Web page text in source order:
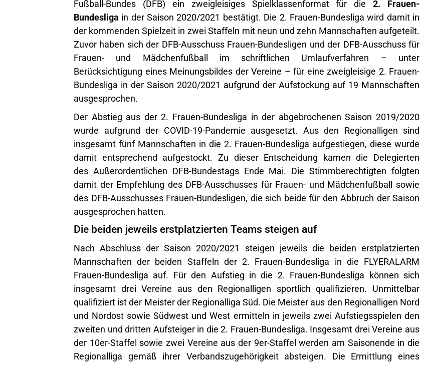
Fußball-Bundes (DFB) ein zweigleisiges Spielklassenformat für die2. Frauen-
Bundesliga in der Saison 2020/2021 bestätigt. Die 2. Frauen-Bundesliga wird damit in
der kommenden Spielzeit in zwei Staffeln mit neun und zehn Mannschaften aufgeteilt.
Zuvor haben sich der DFB-Ausschuss Frauen-Bundesligen und der DFB-Ausschuss für
Frauen- und Mädchenfußball im schriftlichen Umlaufverfahren – unter
Berücksichtigung eines Meinungsbildes der Vereine – für eine zweigleisige 2. Frauen-
Bundesliga in der Saison 2020/2021 aufgrund der Aufstockung auf 19 Mannschaften
ausgesprochen.
Der Abstieg aus der 2. Frauen-Bundesliga in der abgebrochenen Saison 2019/2020
wurde aufgrund der COVID-19-Pandemie ausgesetzt. Aus den Regionalligen sind
insgesamt fünf Mannschaften in die 2. Frauen-Bundesliga aufgestiegen, diese wurde
damit entsprechend aufgestockt. Zu dieser Entscheidung kamen die Delegierten
des Außerordentlichen DFB-BundestagsEnde Mai. Die Stimmberechtigten folgten
damit der Empfehlung des DFB-Ausschusses für Frauen- und Mädchenfußball sowie
des DFB-Ausschusses Frauen-Bundesligen, die sich beide für den Abbruch der Saison
ausgesprochen hatten.
Die beiden jeweils erstplatzierten Teams steigen auf
Nach Abschluss der Saison 2020/2021 steigen jeweils die beiden erstplatzierten
Mannschaften der beiden Staffeln der 2. Frauen-Bundesliga in die FLYERALARM
Frauen-Bundesliga auf. Für den Aufstieg in die 2. Frauen-Bundesliga können sich
insgesamt drei Vereine aus den Regionalligen sportlich qualifizieren. Unmittelbar
qualifiziert ist der Meister der Regionalliga Süd. Die Meister aus den Regionalligen Nord
und Nordost sowie Südwest und West ermitteln in jeweils zwei Aufstiegsspielen den
zweiten und dritten Aufsteiger in die 2. Frauen-Bundesliga. Insgesamt drei Vereine aus
der 10er-Staffel sowie zwei Vereine aus der 9er-Staffel werden am Saisonende in die
Regionalliga gemäß ihrer Verbandszugehörigkeit absteigen. Die Ermittlung eines